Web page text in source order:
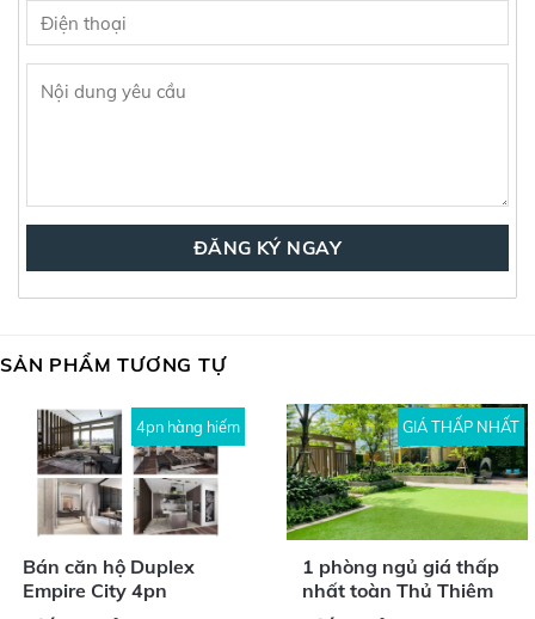
SẢN PHẨM TƯƠNG TỰ
4pn hàng hiếm
Bán căn hộ Duplex
Empire City 4pn
GIÁ THẤP NHẤT
1 phòng ngủ giá thấp
nhất toàn Thủ Thiêm